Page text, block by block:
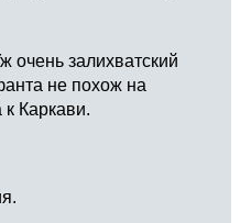
очень залихватский
не похож на
Каркави.